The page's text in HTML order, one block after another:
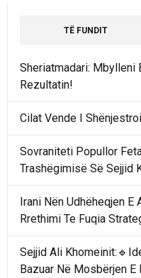
TË FUNDIT
Sheriatmadari: Mbylleni
Rezultatin!
Cilat Vende I
Sovraniteti Popullor
Trashëgimisë Së Sejjid
Irani Nën Udhëheqjen E
Rrethimi Te Fuqia
Sejjid Ali
Bazuar Në Mosbërjen